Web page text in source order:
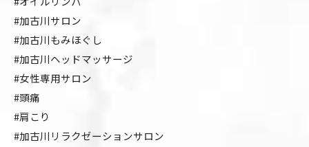
#加古川サロン
#加古川もみほぐし
#加古川ヘッドマッサージ
#女性専用サロン
#頭痛
#肩こり
#加古川リラクゼーションサロン